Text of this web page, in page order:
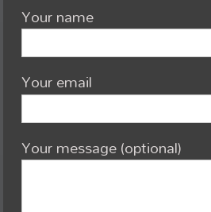
Your name
Your email
Your message (optional)